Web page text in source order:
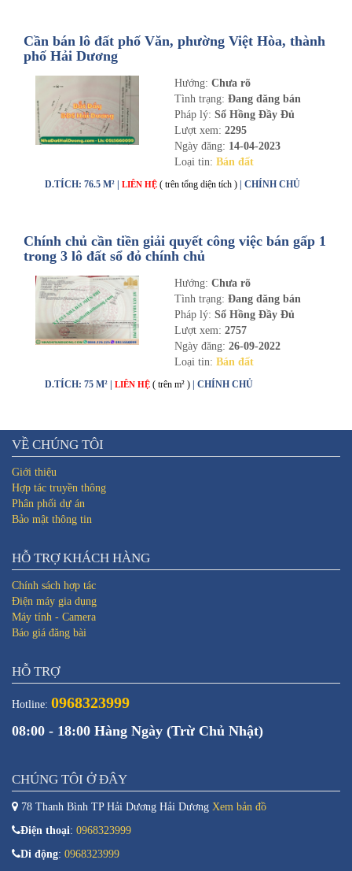
Cần bán lô đất phố Văn, phường Việt Hòa, thành
phố Hải Dương
Hướng: Chưa rõ
Tình trạng: Đang đăng bán
Pháp lý: Sổ Hồng Đầy Đủ
Lượt xem: 2295
Ngày đăng: 14-04-2023
Loại tin: Bán đất
D.TÍCH: 76.5 M² | LIÊN HỆ ( trên tổng diện tích ) | CHÍNH CHỦ
Chính chủ cần tiền giải quyết công việc bán gấp 1
trong 3 lô đất sổ đỏ chính chủ
Hướng: Chưa rõ
Tình trạng: Đang đăng bán
Pháp lý: Sổ Hồng Đầy Đủ
Lượt xem: 2757
Ngày đăng: 26-09-2022
Loại tin: Bán đất
D.TÍCH: 75 M² | LIÊN HỆ ( trên m² ) | CHÍNH CHỦ
VỀ CHÚNG TÔI
Giới thiệu
Hợp tác truyền thông
Phân phối dự án
Bảo mật thông tin
HỖ TRỢ KHÁCH HÀNG
Chính sách hợp tác
Điện máy gia dụng
Máy tính - Camera
Báo giá đăng bài
HỖ TRỢ
Hotline: 0968323999
08:00 - 18:00 Hàng Ngày (Trừ Chủ Nhật)
CHÚNG TÔI Ở ĐÂY
78 Thanh Bình TP Hải Dương Hải Dương Xem bản đồ
Điện thoại: 0968323999
Di động: 0968323999